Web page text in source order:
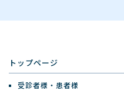
トップページ
受診者様・患者様